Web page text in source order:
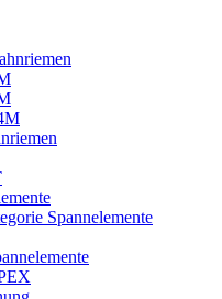
Spannelemente